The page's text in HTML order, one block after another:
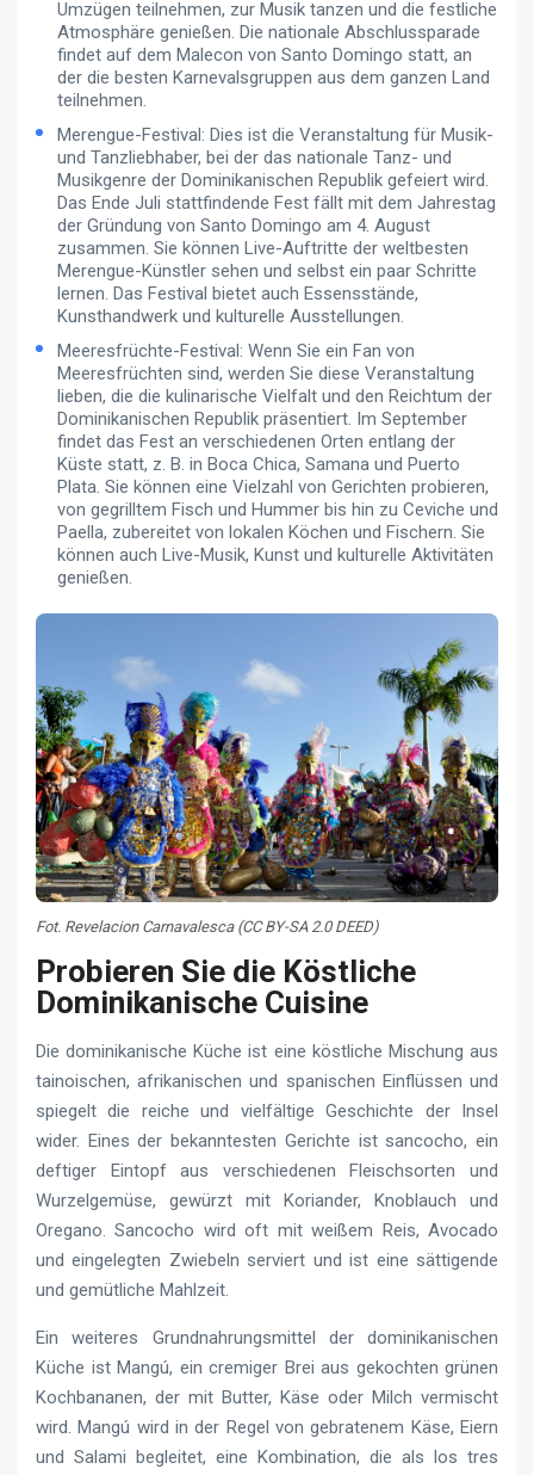
Umzügen teilnehmen, zur Musik tanzen und die festliche
Atmosphäre genießen. Die nationale Abschlussparade
findet auf dem Malecon von Santo Domingo statt, an
der die besten Karnevalsgruppen aus dem ganzen Land
teilnehmen.
Merengue-Festival: Dies ist die Veranstaltung für Musik-
und Tanzliebhaber, bei der das nationale Tanz- und
Musikgenre der Dominikanischen Republik gefeiert wird.
Das Ende Juli stattfindende Fest fällt mit dem Jahrestag
der Gründung von Santo Domingo am 4. August
zusammen. Sie können Live-Auftritte der weltbesten
Merengue-Künstler sehen und selbst ein paar Schritte
lernen. Das Festival bietet auch Essensstände,
Kunsthandwerk und kulturelle Ausstellungen.
Meeresfrüchte-Festival: Wenn Sie ein Fan von
Meeresfrüchten sind, werden Sie diese Veranstaltung
lieben, die die kulinarische Vielfalt und den Reichtum der
Dominikanischen Republik präsentiert. Im September
findet das Fest an verschiedenen Orten entlang der
Küste statt, z. B. in Boca Chica, Samana und Puerto
Plata. Sie können eine Vielzahl von Gerichten probieren,
von gegrilltem Fisch und Hummer bis hin zu Ceviche und
Paella, zubereitet von lokalen Köchen und Fischern. Sie
können auch Live-Musik, Kunst und kulturelle Aktivitäten
genießen.
Fot. Revelacion Carnavalesca (CC BY-SA 2.0 DEED)
Probieren Sie die Köstliche
Dominikanische Сuisine
Die dominikanische Küche ist eine köstliche Mischung aus
tainoischen, afrikanischen und spanischen Einflüssen und
spiegelt die reiche und vielfältige Geschichte der Insel
wider. Eines der bekanntesten Gerichte ist sancocho, ein
deftiger Eintopf aus verschiedenen Fleischsorten und
Wurzelgemüse, gewürzt mit Koriander, Knoblauch und
Oregano. Sancocho wird oft mit weißem Reis, Avocado
und eingelegten Zwiebeln serviert und ist eine sättigende
und gemütliche Mahlzeit.
Ein weiteres Grundnahrungsmittel der dominikanischen
Küche ist Mangú, ein cremiger Brei aus gekochten grünen
Kochbananen, der mit Butter, Käse oder Milch vermischt
wird. Mangú wird in der Regel von gebratenem Käse, Eiern
und Salami begleitet, eine Kombination, die als los tres